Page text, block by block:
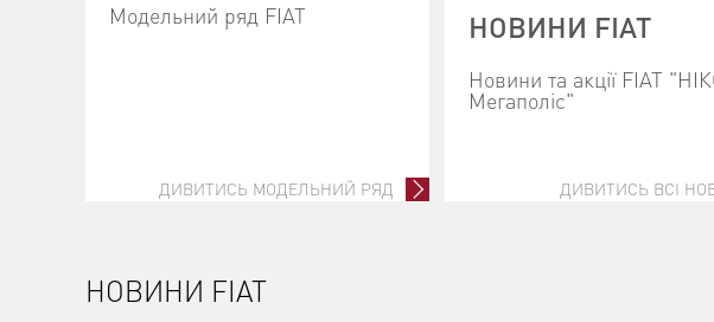
Модельний ряд FIAT
ДИВИТИСЬ МОДЕЛЬНИЙ РЯД
НОВИНИ FIAT
Новини та акції FIAT
Мегаполіс"
ДИВИТИСЬ ВСІ
НОВИНИ FIAT